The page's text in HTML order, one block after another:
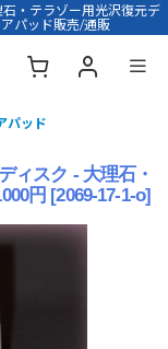
・テラゾー用光沢復元デ
パッド販売/通販
パッド
ィスク - 大理石・
円 [2069-17-1-o]